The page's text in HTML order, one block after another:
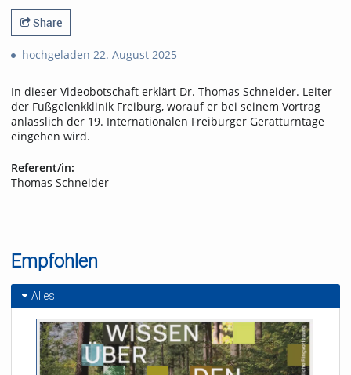
Share
hochgeladen 22. August 2025
In dieser Videobotschaft erklärt Dr. Thomas Schneider. Leiter
der Fußgelenkklinik Freiburg, worauf er bei seinem Vortrag
anlässlich der 19. Internationalen Freiburger Gerätturntage
eingehen wird.
Referent/in:
Thomas Schneider
Empfohlen
Alles